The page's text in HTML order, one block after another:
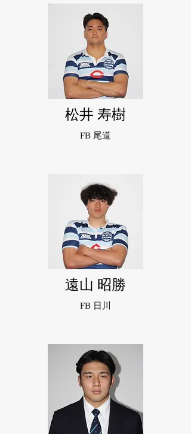
松井 寿樹
FB 尾道
遠山 昭勝
FB 日川